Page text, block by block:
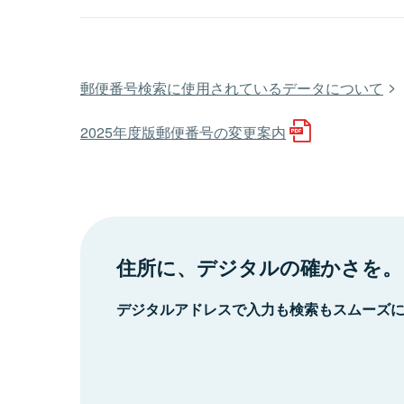
郵便番号検索に使用されているデータについて
2025年度版郵便番号の変更案内
住所に、デジタルの確かさを。
デジタルアドレスで入力も検索もスムーズ